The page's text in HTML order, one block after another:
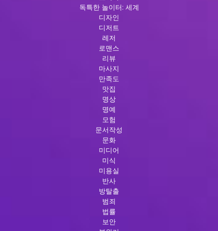
독특한 놀이터: 세계
디자인
디저트
레저
로맨스
리뷰
마사지
만족도
맛집
명상
명예
모험
문서작성
문화
미디어
미식
미용실
반사
방탈출
범죄
법률
보안